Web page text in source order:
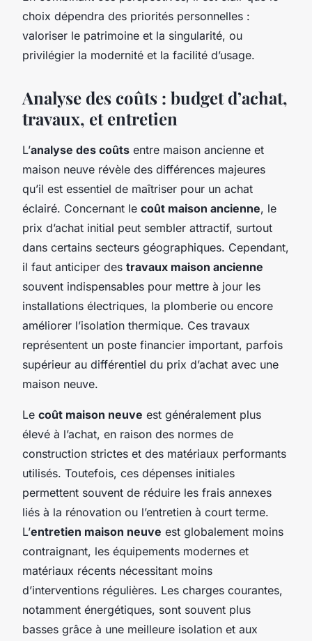
choix dépendra des priorités personnelles :
valoriser le patrimoine et la singularité, ou
privilégier la modernité et la facilité d’usage.
Analyse des coûts : budget d’achat,
travaux, et entretien
L’analyse des coûts entre maison ancienne et
maison neuve révèle des différences majeures
qu’il est essentiel de maîtriser pour un achat
éclairé. Concernant le coût maison ancienne, le
prix d’achat initial peut sembler attractif, surtout
dans certains secteurs géographiques. Cependant,
il faut anticiper des travaux maison ancienne
souvent indispensables pour mettre à jour les
installations électriques, la plomberie ou encore
améliorer l’isolation thermique. Ces travaux
représentent un poste financier important, parfois
supérieur au différentiel du prix d’achat avec une
maison neuve.
Le coût maison neuve est généralement plus
élevé à l’achat, en raison des normes de
construction strictes et des matériaux performants
utilisés. Toutefois, ces dépenses initiales
permettent souvent de réduire les frais annexes
liés à la rénovation ou l’entretien à court terme.
L’entretien maison neuve est globalement moins
contraignant, les équipements modernes et
matériaux récents nécessitant moins
d’interventions régulières. Les charges courantes,
notamment énergétiques, sont souvent plus
basses grâce à une meilleure isolation et aux